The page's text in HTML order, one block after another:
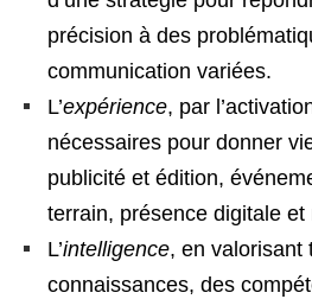
précision à des
communication variées.
L’expérience, par
nécessaires pour donner
publicité et édition,
terrain, présence digitale et
L’intelligence, en valorisant
connaissances, des